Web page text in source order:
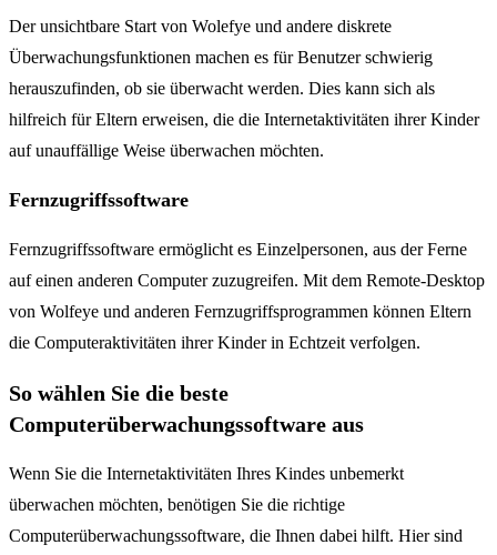
Der unsichtbare Start von Wolefye und andere diskrete
Überwachungsfunktionen machen es für Benutzer schwierig
herauszufinden, ob sie überwacht werden. Dies kann sich als
hilfreich für Eltern erweisen, die die Internetaktivitäten ihrer Kinder
auf unauffällige Weise überwachen möchten.
Fernzugriffssoftware
Fernzugriffssoftware ermöglicht es Einzelpersonen, aus der Ferne
auf einen anderen Computer zuzugreifen. Mit dem Remote-Desktop
von Wolfeye und anderen Fernzugriffsprogrammen können Eltern
die Computeraktivitäten ihrer Kinder in Echtzeit verfolgen.
So wählen Sie die beste
Computerüberwachungssoftware aus
Wenn Sie die Internetaktivitäten Ihres Kindes unbemerkt
überwachen möchten, benötigen Sie die richtige
Computerüberwachungssoftware, die Ihnen dabei hilft. Hier sind